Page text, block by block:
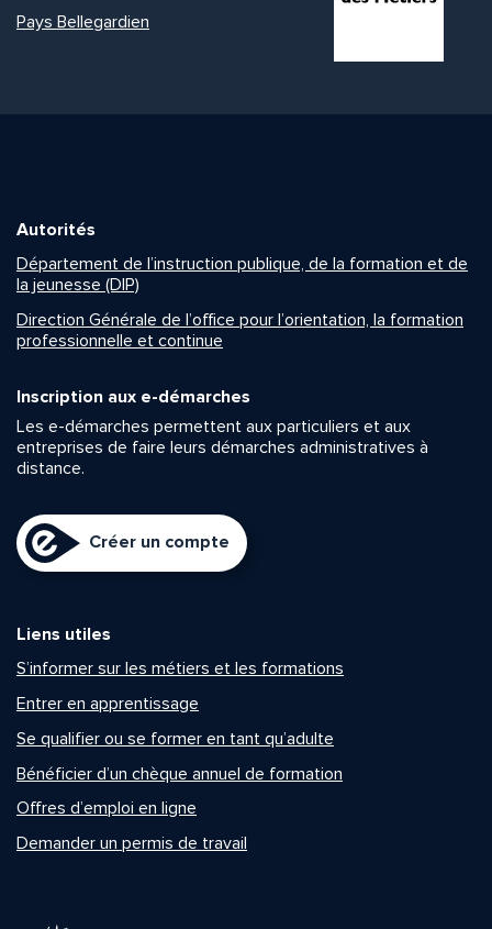
Pays Bellegardien
Autorités
Département de l’instruction publique, de la formation et de
la jeunesse (DIP)
Direction Générale de l’office pour l’orientation, la formation
professionnelle et continue
Inscription aux e-démarches
Les e-démarches permettent aux particuliers et aux
entreprises de faire leurs démarches administratives à
distance.
Créer un compte
Liens utiles
S’informer sur les métiers et les formations
Entrer en apprentissage
Se qualifier ou se former en tant qu’adulte
Bénéficier d’un chèque annuel de formation
Offres d’emploi en ligne
Demander un permis de travail